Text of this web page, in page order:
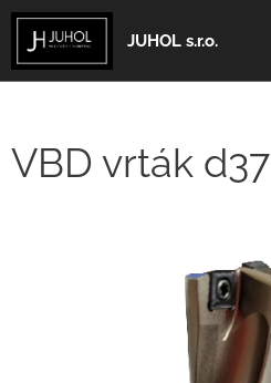
JUHOL s.r.o.
VBD vrták d37